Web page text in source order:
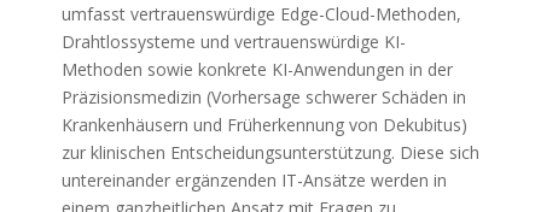
umfasst vertrauenswürdige Edge-Cloud-Methoden,
Drahtlossysteme und vertrauenswürdige KI-
Methoden sowie konkrete KI-Anwendungen in der
Präzisionsmedizin (Vorhersage schwerer Schäden in
Krankenhäusern und Früherkennung von Dekubitus)
zur klinischen Entscheidungsunterstützung. Diese sich
untereinander ergänzenden IT-Ansätze werden in